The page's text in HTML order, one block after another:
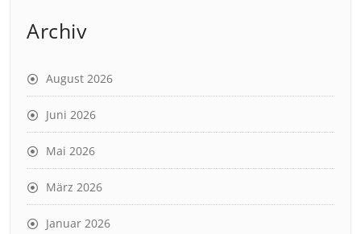
Archiv
August 2026
Juni 2026
Mai 2026
März 2026
Januar 2026